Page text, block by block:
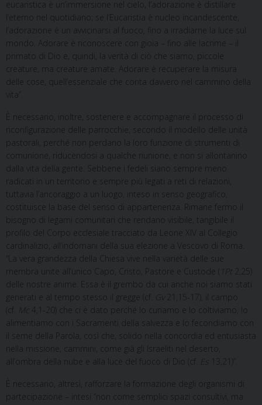
eucaristica è un’immersione nel cielo, l’adorazione è distillare
l’eterno nel quotidiano; se l’Eucaristia è nucleo incandescente,
l’adorazione è un avvicinarsi al fuoco, fino a irradiarne la luce sul
mondo. Adorare è riconoscere con gioia – fino alle lacrime – il
primato di Dio e, quindi, la verità di ciò che siamo, piccole
creature, ma creature amate. Adorare è recuperare la misura
delle cose, quell’essenziale che conta davvero nel cammino della
vita”.
È necessario, inoltre, sostenere e accompagnare il processo di
riconfigurazione delle parrocchie, secondo il modello delle unità
pastorali, perché non perdano la loro funzione di strumenti di
comunione, riducendosi a qualche riunione, e non si allontanino
dalla vita della gente. Sebbene i fedeli siano sempre meno
radicati in un territorio e sempre più legati a reti di relazioni,
tuttavia l’ancoraggio a un luogo, inteso in senso geografico,
costituisce la base del senso di appartenenza. Rimane fermo il
bisogno di legami comunitari che rendano visibile, tangibile il
profilo del Corpo ecclesiale tracciato da Leone XIV al Collegio
cardinalizio, all’indomani della sua elezione a Vescovo di Roma.
“La vera grandezza della Chiesa vive nella varietà delle sue
membra unite all’unico Capo, Cristo, Pastore e Custode (
1Pt
2,25)
delle nostre anime. Essa è il grembo da cui anche noi siamo stati
generati e al tempo stesso il gregge (cf.
Gv
21,15-17), il campo
(cf.
Mc
4,1-20) che ci è dato perché lo curiamo e lo coltiviamo, lo
alimentiamo con i Sacramenti della salvezza e lo fecondiamo con
il seme della Parola, così che, solido nella concordia ed entusiasta
nella missione, cammini, come già gli Israeliti nel deserto,
all’ombra della nube e alla luce del fuoco di Dio (cf.
13,21)”.
È necessario, altresì, rafforzare la formazione degli organismi di
partecipazione – intesi “non come semplici spazi consultivi, ma